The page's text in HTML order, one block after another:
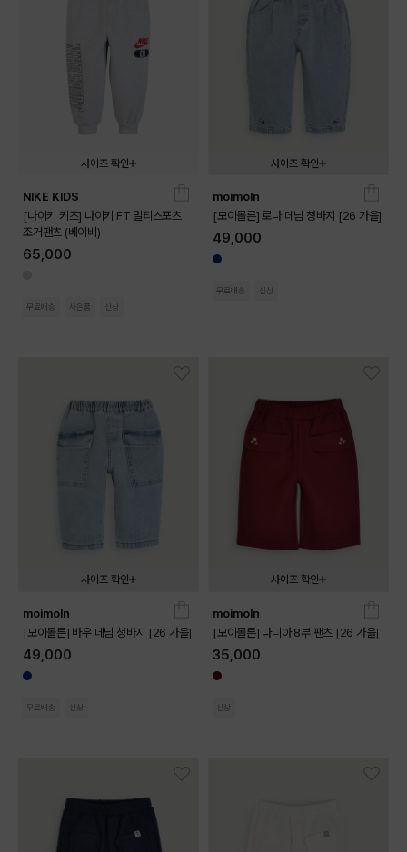
사이즈 확인
02T
NIKE KIDS
[나이키 키즈] 나이키 FT 멀티스포츠
조거팬츠 (베이비)
65,000
무료배송 사은품 신상
사이즈 확인
090
moimoln
[모이몰른] 로나 데님 청바지 [26 가을]
49,000
무료배송 신상
사이즈 확인
090
moimoln
[모이몰른] 바우 데님 청바지 [26 가을]
49,000
무료배송 신상
사이즈 확인
080
moimoln
[모이몰른] 다니아 8부 팬츠 [26 가을]
35,000
신상